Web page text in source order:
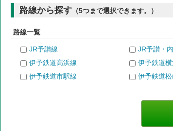
路線から探す （5つまで選択できます。）
路線一覧
JR予讃線 JR予讃・
伊予鉄道高浜線
伊予鉄道
伊予鉄道市駅線
伊予鉄道